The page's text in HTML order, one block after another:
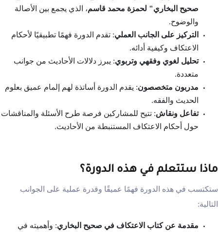
صحيح البخاري" لحمزة محمد قاسم، الذي يجمع بين الأصالة
والوضوح.
التركيز على الجانب العملي: تقدم الدورة فهمًا تطبيقيًا لأحكام
الاعتكاف وكيفية أدائه.
تحليل لغوي وفقهي وتربوي: يبرز دلالات الأحاديث من جوانب
متعددة.
مدربون متخصصون: يقدم الدورة أساتذة لهم إلمام عميق بعلوم
الحديث والفقه.
تفاعل ونقاش: تتيح للمشاركين فرصة طرح الأسئلة والمناقشات
حول أحكام الاعتكاف المستنبطة من الأحاديث.
ماذا ستتعلم في هذه الدورة؟
ستكتسب في هذه الدورة فهمًا عميقًا وقدرة عملية على الجوانب
التالية:
مقدمة عن كتاب الاعتكاف في صحيح البخاري: وأهميته في